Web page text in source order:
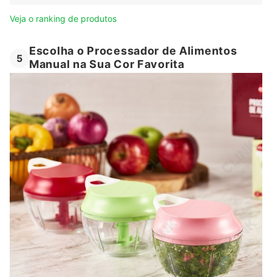
Veja o ranking de produtos
5
Escolha o Processador de Alimentos
Manual na Sua Cor Favorita